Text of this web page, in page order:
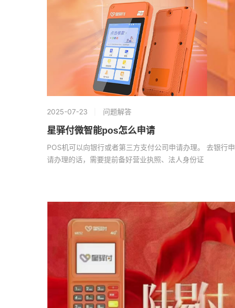
2025-07-23 问题解答
星驿付微智能pos怎么申请
POS机可以向银行或者第三方支付公司申请办理。 去银行申
请办理的话，需要提前备好营业执照、法人身份证